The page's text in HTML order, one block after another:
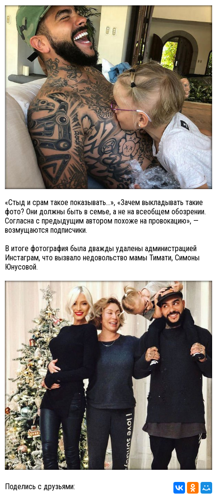
«Стыд и срам такое показывать…», «Зачем выкладывать такие
фото? Они должны быть в семье, а не на всеобщем обозрении.
Согласна с предыдущим автором похоже на провокацию», —
возмущаются подписчики.
В итоге фотография была дважды удалены администрацией
Инстаграм, что вызвало недовольство мамы Тимати, Симоны
Юнусовой.
Поделись с друзьями: